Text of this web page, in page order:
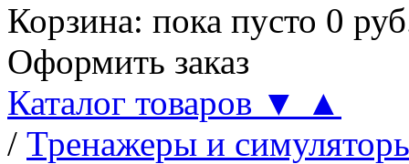
Корзина: пока пусто 0
Оформить заказ
Каталог товаров ▼
▲
/ Тренажеры и